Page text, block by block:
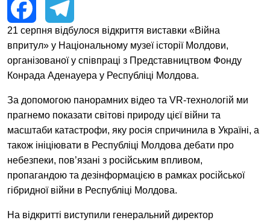
EN
FacebookTelegram
21 серпня відбулося відкриття виставки «Війна
впритул» у Національному музеї історії Молдови,
організованої у співпраці з Представництвом Фонду
Конрада Аденауера у Республіці Молдова.
За допомогою панорамних відео та VR-технологій ми
прагнемо показати світові природу цієї війни та
масштаби катастрофи, яку росія спричинила в Україні, а
також ініціювати в Республіці Молдова дебати про
небезпеки, пов’язані з російським впливом,
пропагандою та дезінформацією в рамках російської
гібридної війни в Республіці Молдова.
На відкритті виступили генеральний директор